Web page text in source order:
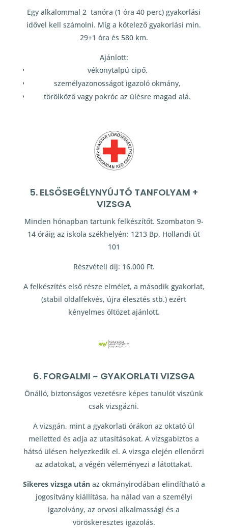
Egy alkalommal 2 tanóra (1 óra 40 perc) gyakorlási
idővel kell számolni. Míg a kötelező gyakorlási min.
29+1 óra és 580 km.
Ajánlott:
vékonytalpú cipő,
személyazonosságot igazoló okmány,
törölköző vagy pokróc az ülésre magad alá.
5. ELSŐSEGÉLYNYÚJTÓ TANFOLYAM +
VIZSGA
Minden hónapban tartunk felkészítőt. Szombaton 9-
14 óráig az iskola székhelyén: 1213 Bp. Hollandi út
101
Részvételi díj: 16.000 Ft.
A felkészítés első része elmélet, a második gyakorlat,
(stabil oldalfekvés, újra élesztés stb.) ezért
kényelmes öltözet ajánlott.
6. FORGALMI ~ GYAKORLATI VIZSGA
Önálló, biztonságos vezetésre képes tanulót viszünk
csak vizsgázni.
A vizsgán, mint a gyakorlati órákon az oktató ül
melletted és adja az utasításokat. A vizsgabiztos a
hátsó ülésen helyezkedik el. A vizsga elején ellenőrzi
az adatokat, a végén véleményezi a látottakat.
Sikeres vizsga utánaz okmányirodában elindítható a
jogosítvány kiállítása, ha nálad van a személyi
igazolvány, az orvosi alkalmassági és a
vöröskeresztes igazolás.